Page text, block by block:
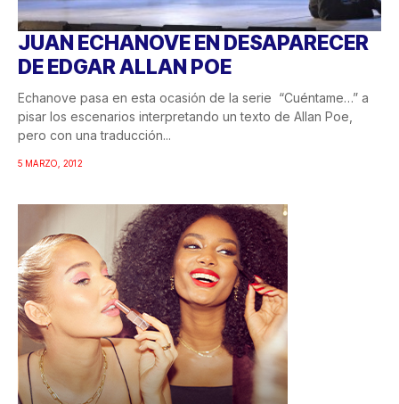
JUAN ECHANOVE EN DESAPARECER
DE EDGAR ALLAN POE
Echanove pasa en esta ocasión de la serie “Cuéntame…” a
pisar los escenarios interpretando un texto de Allan Poe,
pero con una traducción...
5 MARZO, 2012